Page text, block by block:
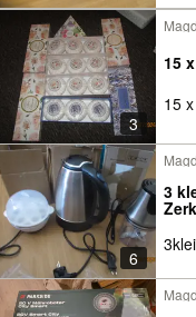
3
15
15
6
3